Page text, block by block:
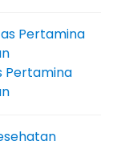
Pertamina